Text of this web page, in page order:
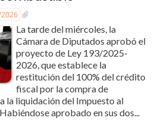
La tarde del miércoles, la
Cámara de Diputados aprobó el
proyecto de Ley 193/2025-
2026, que establece la
restitución del 100% del crédito
fiscal por la compra de
la liquidación del Impuesto al
aprobado en sus dos...